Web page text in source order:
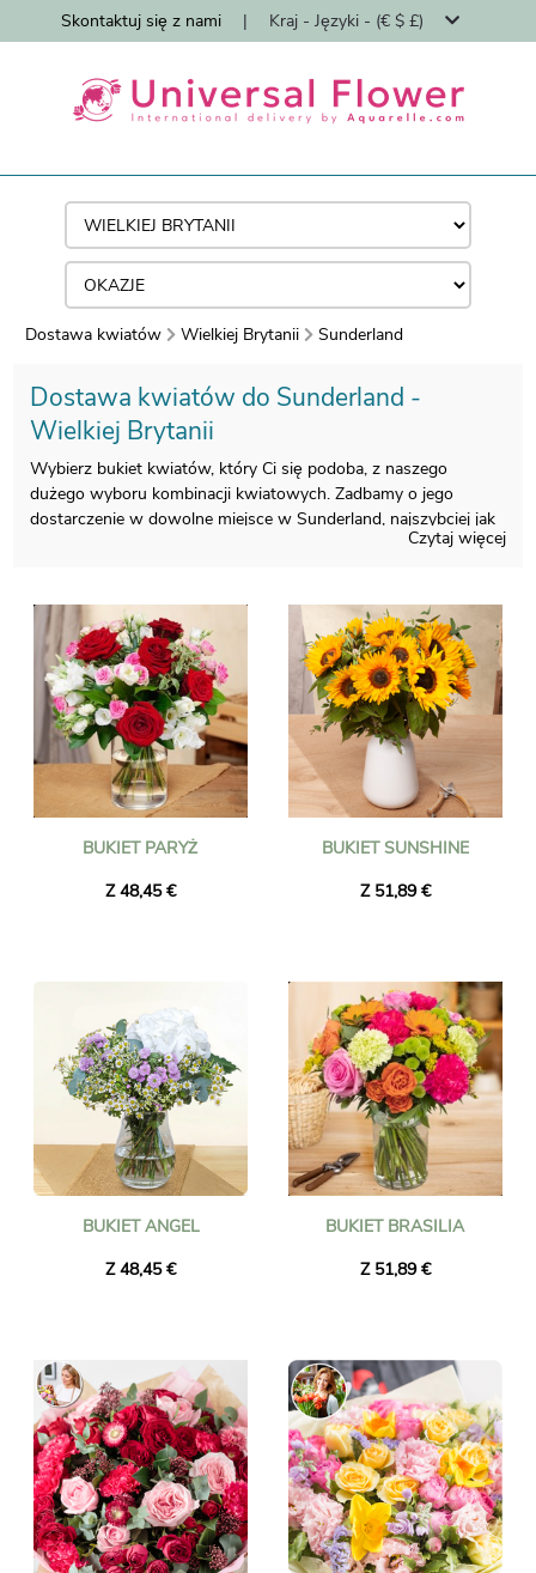
Skontaktuj się z nami | Kraj - Języki - (€ $ £)
Dostawa kwiatów Wielkiej Brytanii Sunderland
Dostawa kwiatów do Sunderland -
Wielkiej Brytanii
Wybierz bukiet kwiatów, który Ci się podoba, z naszego
dużego wyboru kombinacji kwiatowych. Zadbamy o jego
dostarczenie w dowolne miejsce w Sunderland, najszybciej jak
zapewniamy, że dostarczane kwiaty są świeże i sezonowe.
Możesz być pewien, że zamówiony przez Ciebie bukiet
kwiatów jest dokładnie taki sam, jak ten, który dostarczymy.
Aby upewnić się, że jest taki sam, zawsze robimy mu zdjęcie i
wysyłamy je do Ciebie e-mailem.
Czytaj więcej
BUKIET PARYŻ
Z 48,45 €
BUKIET SUNSHINE
Z 51,89 €
BUKIET ANGEL
Z 48,45 €
BUKIET BRASILIA
Z 51,89 €